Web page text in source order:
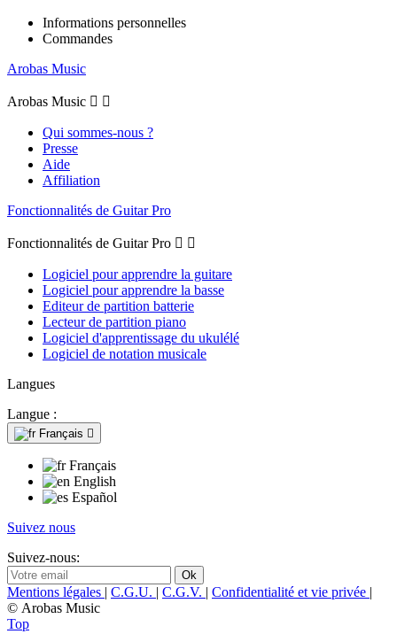
Informations personnelles
Commandes
Arobas Music
Arobas Music  
Qui sommes-nous ?
Presse
Aide
Affiliation
Fonctionnalités de Guitar Pro
Fonctionnalités de Guitar Pro  
Logiciel pour apprendre la guitare
Logiciel pour apprendre la basse
Editeur de partition batterie
Lecteur de partition piano
Logiciel d'apprentissage du ukulélé
Logiciel de notation musicale
Langues
Langue :
Français 
Français
English
Español
Suivez nous
Suivez-nous:
Mentions légales | C.G.U. | C.G.V. | Confidentialité et vie privée |
© Arobas Music
Top